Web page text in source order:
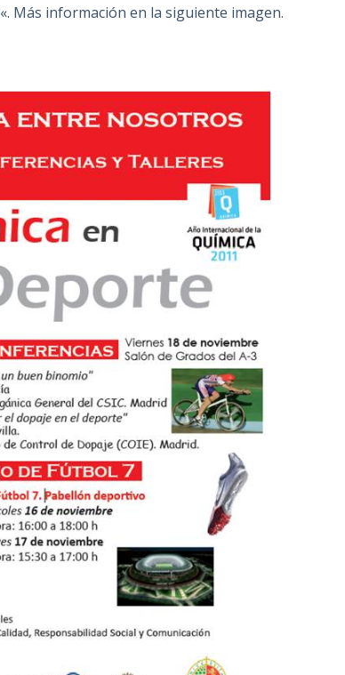
«. Más información en la siguiente imagen.